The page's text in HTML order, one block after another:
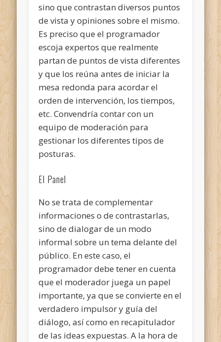
sino que contrastan diversos puntos
de vista y opiniones sobre el mismo.
Es preciso que el programador
escoja expertos que realmente
partan de puntos de vista diferentes
y que los reúna antes de iniciar la
mesa redonda para acordar el
orden de intervención, los tiempos,
etc. Convendría contar con un
equipo de moderación para
gestionar los diferentes tipos de
posturas.
El Panel
No se trata de complementar
informaciones o de contrastarlas,
sino de dialogar de un modo
informal sobre un tema delante del
público. En este caso, el
programador debe tener en cuenta
que el moderador juega un papel
importante, ya que se convierte en el
verdadero impulsor y guía del
diálogo, así como en recapitulador
de las ideas expuestas. A la hora de